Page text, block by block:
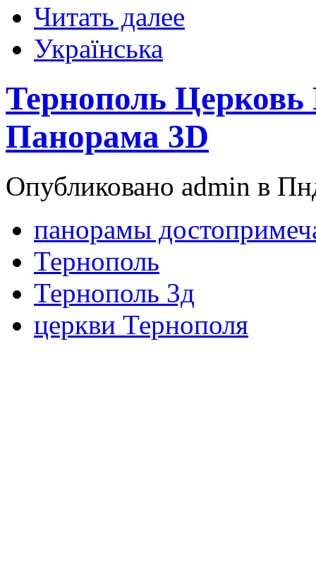
Читать далее
Українська
Тернополь Церковь
Панорама 3D
Опубликовано admin в
панорамы
Тернополь
Тернополь 3д
церкви Тернополя